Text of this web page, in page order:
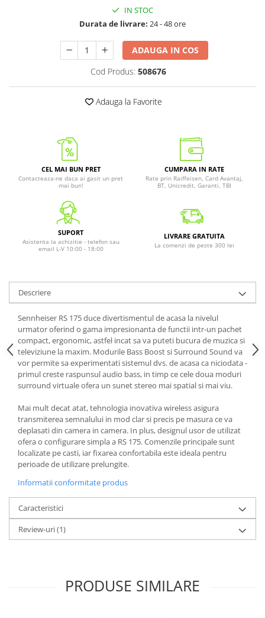
IN STOC
Durata de livrare: 24 - 48 ore
ADAUGA IN COS
Cod Produs: 508676
Adauga la Favorite
CEL MAI BUN PRET
Contacteaza-ne daca ai gasit un pret
mai bun!
CUMPARA IN RATE
Rate prin Raiffeisen, Card Avantaj,
BT, Unicredit, Garanti, TBI
SUPORT
Asistenta la achizitie - telefon sau
email L-V 10:00 - 18:00
LIVRARE GRATUITA
La comenzi de peste 300 lei
Descriere
Sennheiser RS 175 duce divertismentul de acasa la nivelul
urmator oferind o gama impresionanta de functii intr-un pachet
compact, ergonomic, astfel incat sa va puteti bucura de muzica si
televiziune la maxim. Modurile Bass Boost si Surround Sound va
vor permite sa experimentati sistemul dvs. de acasa ca niciodata -
primul creste raspunsul audio bass, in timp ce cele doua moduri
surround virtuale ofera un sunet stereo mai spatial si mai viu.
Mai mult decat atat, tehnologia inovativa wireless asigura
transmiterea semnalului in mod clar si precis pe masura ce va
deplasati din camera in camera. In plus, designul usor de utilizat
ofera o configurare simpla a RS 175. Comenzile principale sunt
localizate pe casti, iar fixarea confortabila este ideala pentru
perioade de utilizare prelungite.
Informatii conformitate produs
Caracteristici
Review-uri(1)
PRODUSE SIMILARE